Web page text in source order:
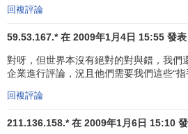
回複評論
59.53.167.* 在 2009年1月4日 15:55 發表
對呀，但世界本沒有絕對的對與錯，我們
企業進行評論，況且他們需要我們這些“指
回複評論
211.136.158.* 在 2009年1月6日 15:10